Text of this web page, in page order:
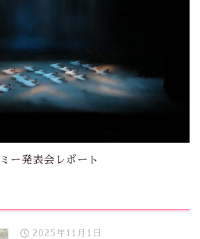
ー発表会レポート
2025年11月1日